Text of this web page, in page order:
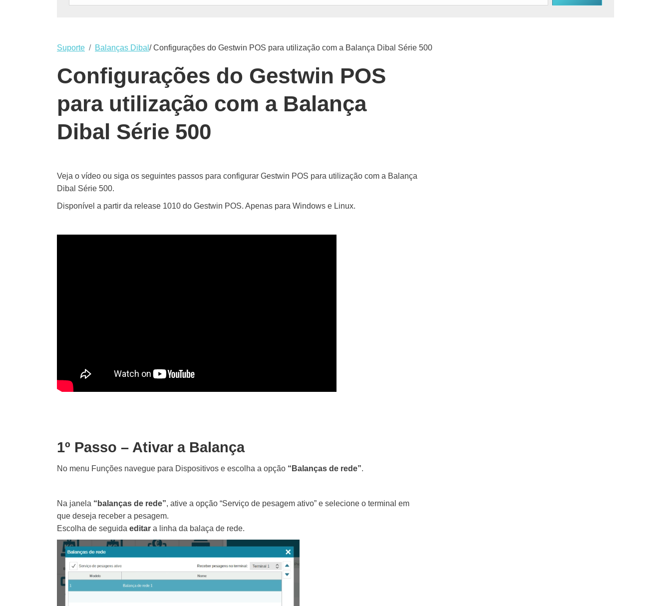
Suporte Balanças Dibal / Configurações do Gestwin POS para utilização com a Balança Dibal Série 500
Configurações do Gestwin POS
para utilização com a Balança
Dibal Série 500
Veja o vídeo ou siga os seguintes passos para configurar Gestwin POS para utilização com a Balança
Dibal Série 500.
Disponível a partir da release 1010 do Gestwin POS. Apenas para Windows e Linux.
1º Passo – Ativar a Balança
No menu Funções navegue para Dispositivos e escolha a opção “Balanças de rede”.
Na janela “balanças de rede”, ative a opção “Serviço de pesagem ativo” e selecione o terminal em
que deseja receber a pesagem.
Escolha de seguida editar a linha da balaça de rede.